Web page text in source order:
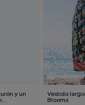
y un Vestido
Blooms